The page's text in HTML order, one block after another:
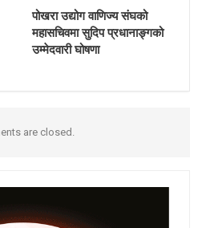
पोखरा उद्योग वाणिज्य संघको
महासचिवमा सुदिप प्रधानाङ्गको
उम्मेदवारी घोषणा
are closed.